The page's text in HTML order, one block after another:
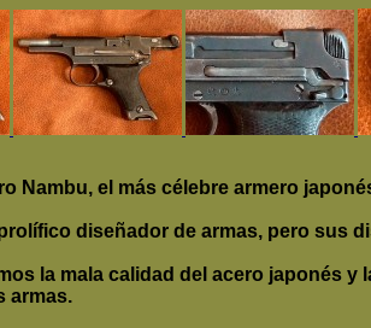
Nambu, el más célebre armero
diseñador de armas, pero sus
la mala calidad del acero japonés
armas.